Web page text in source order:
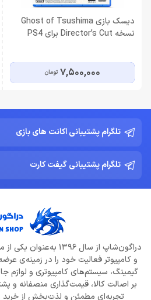
دیسک بازی Ghost of Tsushima
نسخه Director’s Cut برای PS4
7,500,000 تومان
تلگرام پشتیبانی اکانت های بازی
تلگرام پشتیبانی گیفت کارت
دراگون‌شاپ از سال
و کامپیوتر فعالیت خود را در زمینه‌ی
گیمینگ، سیستم‌های کامپیوتری و لوازم
بر اصالت کالا، قیمت‌گذاری منصفانه و
تجربه‌ای مطمئن و لذت‌بخش از خرید را